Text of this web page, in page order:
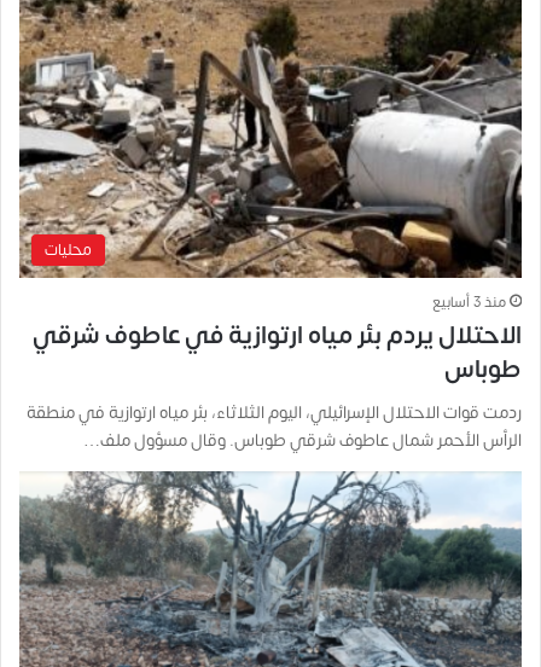
محليات
منذ 3 أسابيع
الاحتلال يردم بئر مياه ارتوازية في عاطوف شرقي
طوباس
ردمت قوات الاحتلال الإسرائيلي، اليوم الثلاثاء، بئر مياه ارتوازية في منطقة
الرأس الأحمر شمال عاطوف شرقي طوباس. وقال مسؤول ملف…